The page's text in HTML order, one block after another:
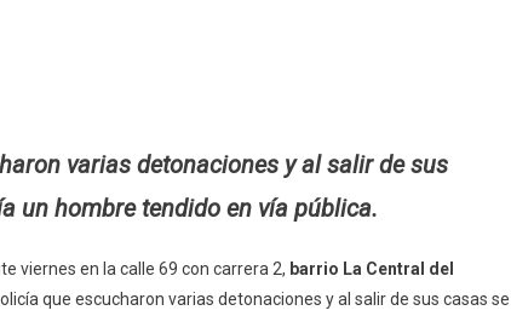
varias detonaciones y al salir de sus
un hombre tendido en vía pública.
viernes en la calle 69 con carrera 2, barrio La Central del
que escucharon varias detonaciones y al salir de sus casas se